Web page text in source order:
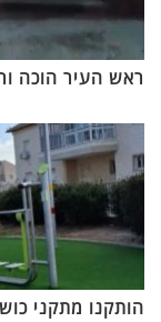
ראש העיר הוכה
הותקנו מתקני